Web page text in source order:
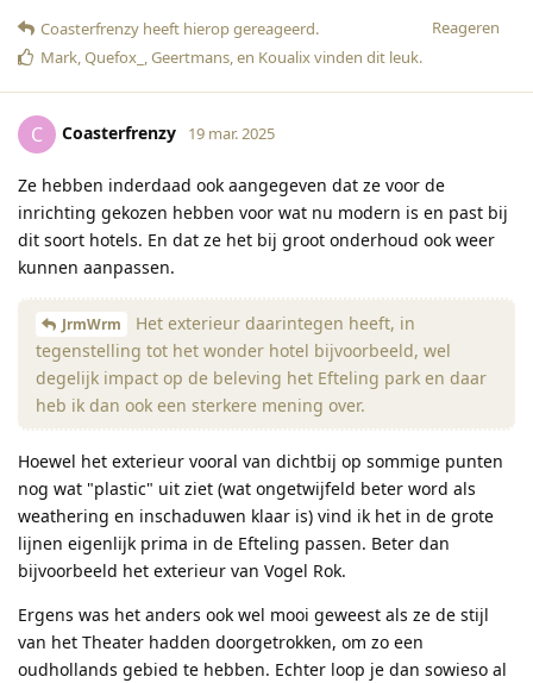
Reageren
Coasterfrenzy heeft hierop gereageerd.
Mark,Quefox_ ,Geertmans, en Koualixvinden dit leuk.
C Coasterfrenzy 19 mar. 2025
Ze hebben inderdaad ook aangegeven dat ze voor de
inrichting gekozen hebben voor wat nu modern is en past bij
dit soort hotels. En dat ze het bij groot onderhoud ook weer
kunnen aanpassen.
JrmWrm
Het exterieur daarintegen heeft, in
tegenstelling tot het wonder hotel bijvoorbeeld, wel
degelijk impact op de beleving het Efteling park en daar
heb ik dan ook een sterkere mening over.
Hoewel het exterieur vooral van dichtbij op sommige punten
nog wat "plastic" uit ziet (wat ongetwijfeld beter word als
weathering en inschaduwen klaar is) vind ik het in de grote
lijnen eigenlijk prima in de Efteling passen. Beter dan
bijvoorbeeld het exterieur van Vogel Rok.
Ergens was het anders ook wel mooi geweest als ze de stijl
van het Theater hadden doorgetrokken, om zo een
oudhollands gebied te hebben. Echter loop je dan sowieso al